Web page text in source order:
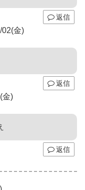
返信
02(金)
返信
金)
返信